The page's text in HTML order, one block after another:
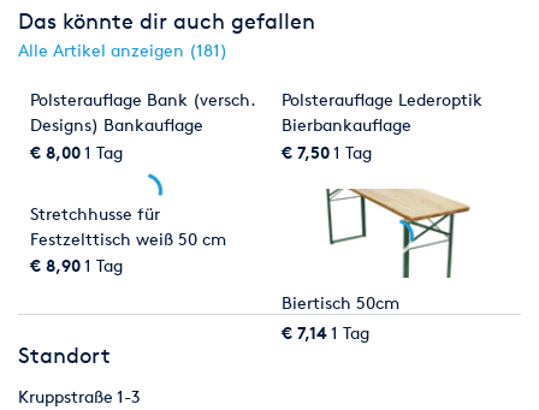
Das könnte dir auch gefallen
Alle Artikel anzeigen (181)
Polsterauflage Bank (versch.
Designs) Bankauflage
Bankhusse
€ 8,001 Tag
Polsterauflage Lederoptik
Bierbankauflage
€ 7,501 Tag
Stretchhusse für
Festzelttisch weiß 50 cm
Biertischhusse
€ 8,901 Tag
Biertisch 50cm
€ 7,141 Tag
Standort
Kruppstraße 1-3